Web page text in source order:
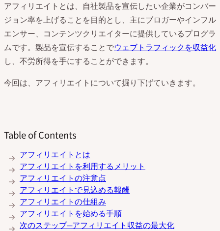
アフィリエイトとは、自社製品を宣伝したい企業がコンバー
ジョン率を上げることを目的とし、主にブロガーやインフル
エンサー、コンテンツクリエイターに提供しているプログラ
ムです。製品を宣伝することでウェブトラフィックを収益化
し、不労所得を手にすることができます。
今回は、アフィリエイトについて掘り下げていきます。
Table of Contents
アフィリエイトとは
アフィリエイトを利用するメリット
アフィリエイトの注意点
アフィリエイトで見込める報酬
アフィリエイトの仕組み
アフィリエイトを始める手順
次のステップ─アフィリエイト収益の最大化